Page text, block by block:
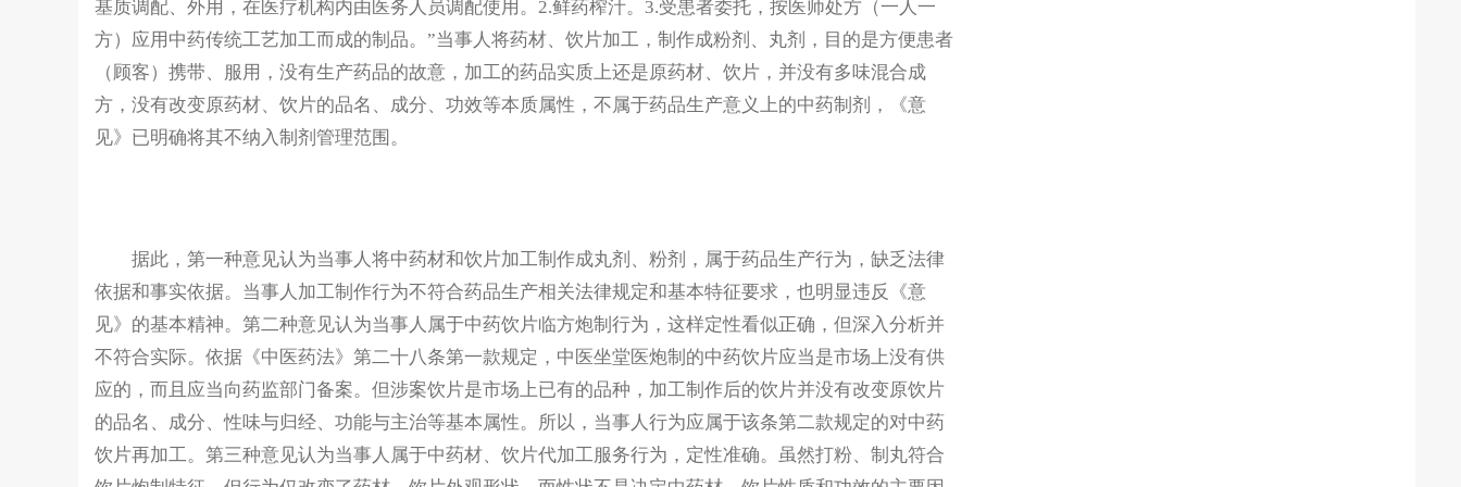
基质调配、外用，在医疗机构内由医务人员调配使用。2.鲜药榨汁。3.受患者委托，按医师处方（一人一
方）应用中药传统工艺加工而成的制品。”当事人将药材、饮片加工，制作成粉剂、丸剂，目的是方便患者
（顾客）携带、服用，没有生产药品的故意，加工的药品实质上还是原药材、饮片，并没有多味混合成
方，没有改变原药材、饮片的品名、成分、功效等本质属性，不属于药品生产意义上的中药制剂，《意
见》已明确将其不纳入制剂管理范围。
据此，第一种意见认为当事人将中药材和饮片加工制作成丸剂、粉剂，属于药品生产行为，缺乏法律
依据和事实依据。当事人加工制作行为不符合药品生产相关法律规定和基本特征要求，也明显违反《意
见》的基本精神。第二种意见认为当事人属于中药饮片临方炮制行为，这样定性看似正确，但深入分析并
不符合实际。依据《中医药法》第二十八条第一款规定，中医坐堂医炮制的中药饮片应当是市场上没有供
应的，而且应当向药监部门备案。但涉案饮片是市场上已有的品种，加工制作后的饮片并没有改变原饮片
的品名、成分、性味与归经、功能与主治等基本属性。所以，当事人行为应属于该条第二款规定的对中药
饮片再加工。第三种意见认为当事人属于中药材、饮片代加工服务行为，定性准确。虽然打粉、制丸符合